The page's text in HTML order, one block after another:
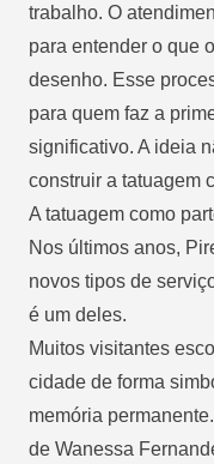
trabalho. O
para entender o que
desenho. Esse
para quem faz a
significativo. A ideia
construir a tatuagem
A tatuagem como
Nos últimos anos,
novos tipos de
é um deles.
Muitos visitantes
cidade de forma
memória
de Wanessa